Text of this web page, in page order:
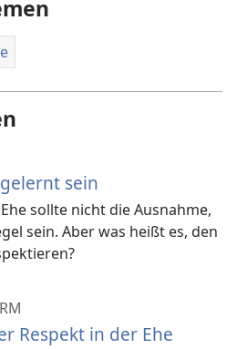
sein
sollte nicht die Ausnahme,
sein. Aber was heißt es, den
Respekt in der Ehe